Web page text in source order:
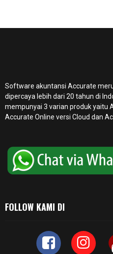
Software akuntansi Accurate
dipercaya lebih dari 20 tahun di
mempunyai 3 varian produk yaitu
Accurate Online versi Cloud dan
FOLLOW KAMI DI